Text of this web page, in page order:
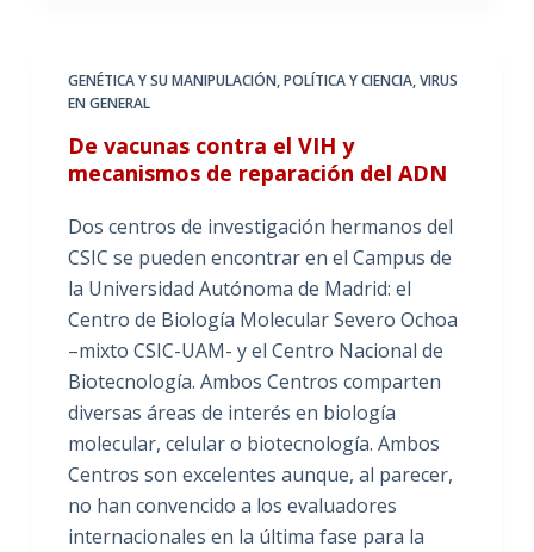
GENÉTICA Y SU MANIPULACIÓN,POLÍTICA Y CIENCIA,VIRUS
EN GENERAL
De vacunas contra el VIH y
mecanismos de reparación del ADN
Dos centros de investigación hermanos del
CSIC se pueden encontrar en el Campus de
la Universidad Autónoma de Madrid: el
Centro de Biología Molecular Severo Ochoa
–mixto CSIC-UAM- y el Centro Nacional de
Biotecnología. Ambos Centros comparten
diversas áreas de interés en biología
molecular, celular o biotecnología. Ambos
Centros son excelentes aunque, al parecer,
no han convencido a los evaluadores
internacionales en la última fase para la